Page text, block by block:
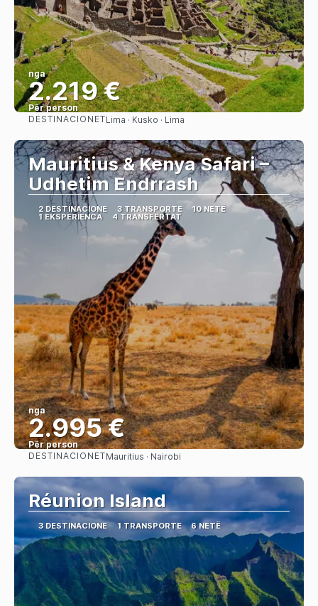
nga
2.219 €
Për person
Shihni
DESTINACIONETLima · Kusko · Lima
Mauritius & Kenya Safari –
Udhetim Endrrash
2 DESTINACIONE 3 TRANSPORTE 10 NETË
1 EKSPERIENCA 4 TRANSFERTAT
nga
2.995 €
Për person
Shihni
DESTINACIONETMauritius · Nairobi
Réunion Island
3 DESTINACIONE 1 TRANSPORTE 6 NETË